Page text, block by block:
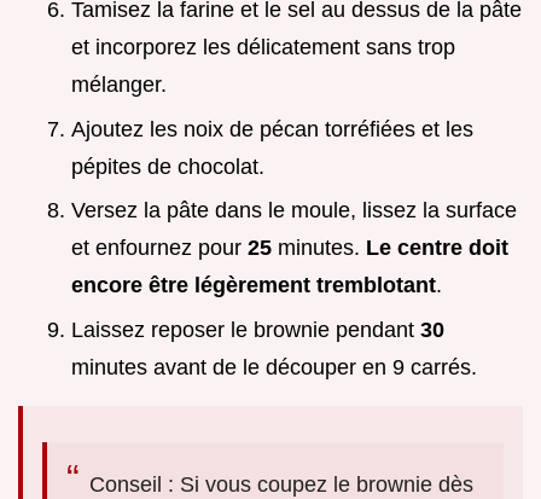
Tamisez la farine et le sel au dessus de la pâte
et incorporez les délicatement sans trop
mélanger.
Ajoutez les noix de pécan torréfiées et les
pépites de chocolat.
Versez la pâte dans le moule, lissez la surface
et enfournez pour 25 minutes. Le centre doit
encore être légèrement tremblotant.
Laissez reposer le brownie pendant 30
minutes avant de le découper en 9 carrés.
Conseil : Si vous coupez le brownie dès